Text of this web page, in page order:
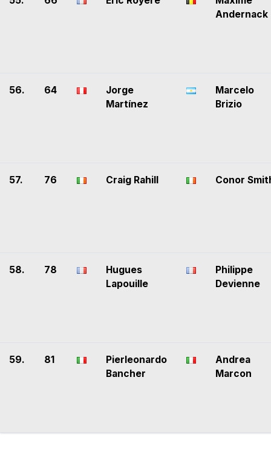
Andernack
56. 64
Jorge
Martínez
Marcelo
Brizio
57. 76 Craig Rahill Conor
58. 78
Hugues
Lapouille
Philippe
Devienne
59. 81
Pierleonardo
Bancher
Andrea
Marcon